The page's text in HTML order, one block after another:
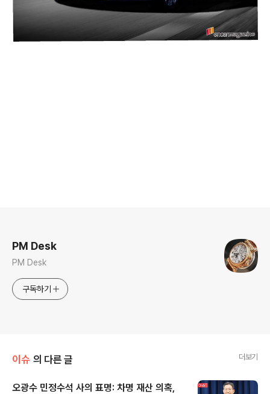
PM Desk
PM Desk
구독하기
이슈 의 다른 글 더보기
오광수 민정수석 사의 표명: 차명 재산 의혹,